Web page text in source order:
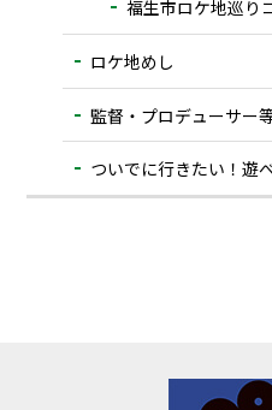
福生市ロケ地巡り
ロケ地めし
監督・プロデューサー
ついでに⾏きたい！遊